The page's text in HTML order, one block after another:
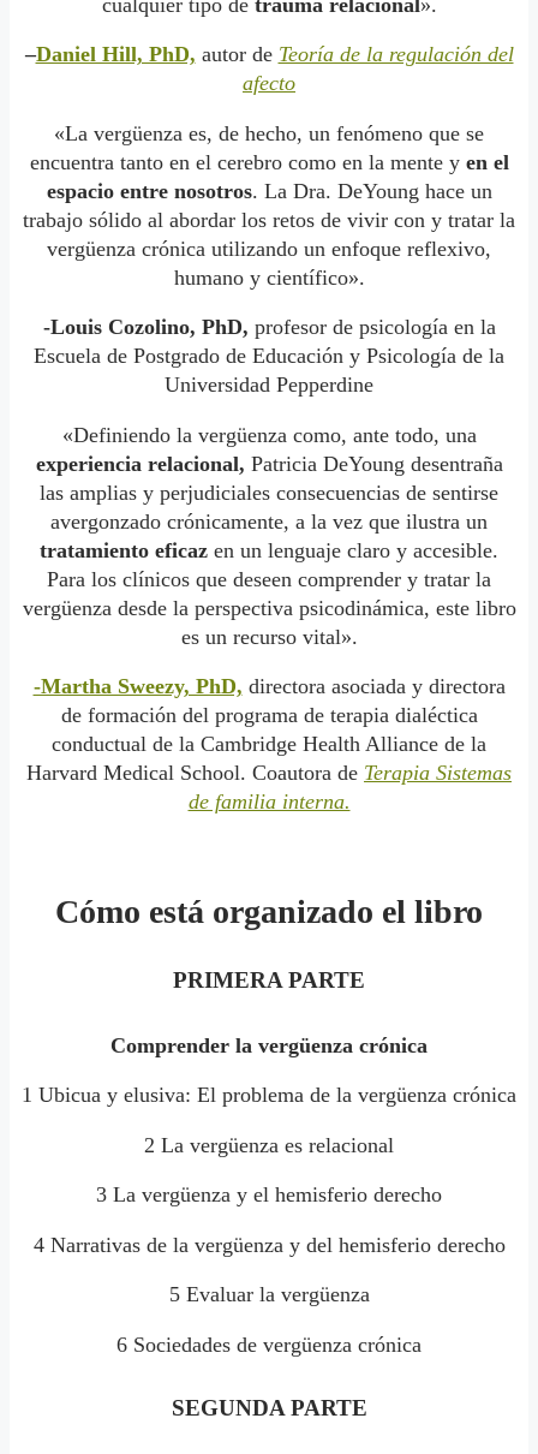
–Daniel Hill, PhD, autor de Teoría de la regulación del
afecto
«La vergüenza es, de hecho, un fenómeno que se
encuentra tanto en el cerebro como en la mente y en el
espacio entre nosotros. La Dra. DeYoung hace un
trabajo sólido al abordar los retos de vivir con y tratar la
vergüenza crónica utilizando un enfoque reflexivo,
humano y científico».
-Louis Cozolino, PhD, profesor de psicología en la
Escuela de Postgrado de Educación y Psicología de la
Universidad Pepperdine
«Definiendo la vergüenza como, ante todo, una
experiencia relacional, Patricia DeYoung desentraña
las amplias y perjudiciales consecuencias de sentirse
avergonzado crónicamente, a la vez que ilustra un
tratamiento eficaz en un lenguaje claro y accesible.
Para los clínicos que deseen comprender y tratar la
vergüenza desde la perspectiva psicodinámica, este libro
es un recurso vital».
-Martha Sweezy, PhD, directora asociada y directora
de formación del programa de terapia dialéctica
conductual de la Cambridge Health Alliance de la
Harvard Medical School. Coautora de Terapia Sistemas
de familia interna.
Cómo está organizado el libro
PRIMERA PARTE
Comprender la vergüenza crónica
1 Ubicua y elusiva: El problema de la vergüenza crónica
2 La vergüenza es relacional
3 La vergüenza y el hemisferio derecho
4 Narrativas de la vergüenza y del hemisferio derecho
5 Evaluar la vergüenza
6 Sociedades de vergüenza crónica
SEGUNDA PARTE